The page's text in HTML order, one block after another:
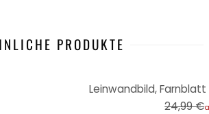
PRODUKTE
Leinwandbild,
24,99 €